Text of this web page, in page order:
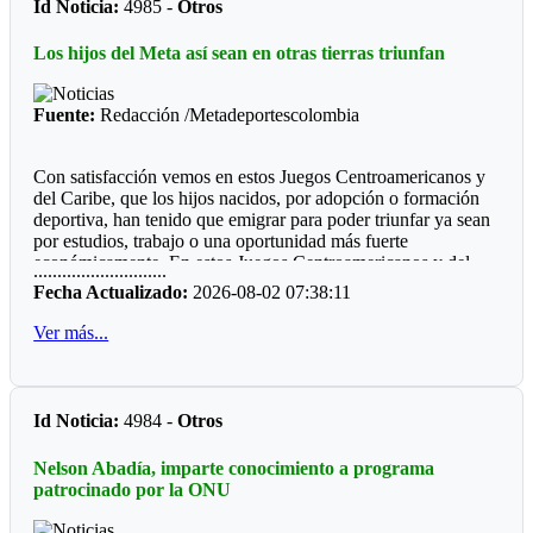
Juvenil femenino: Juan Rozo (Acacias)
Juvenil masculino: Pablo E. Riveros (Acacias)
Prejuvenil masculino: Colegio Cofrem (Acacias)
Juvenil masculino: Colegio Cofrem (Acacias)
Juvenil femenino: Manuela Beltrán (San Martín)
Prejuvenil femenino: José María Córdoba (Guamal)
Prejuvenil masculino: Sto Domingo Savio (Acacias)
Juvenil femenino: Campestre Domisiano (Guamal)
Juvenil masculino: Sto Domingo Savio (Acacias)
Id Noticia: 4985 -Otros
Los hijos del Meta así sean en otras tierras triunfan
Fuente: Redacción /Metadeportescolombia
Con satisfacción vemos en estos Juegos Centroamericanos y
del Caribe, que los hijos nacidos, por adopción o formación
deportiva, han tenido que emigrar para poder triunfar ya sean
por estudios, trabajo o una oportunidad más fuerte
económicamente. En estos Juegos Centroamericanos y del
Caribe de Santo Domingo, lo estamos viendo:
*Ajedrez*
defiendo los colores de la Liga de Ajedrez del Meta, fue
también recibió los consejos de Javier Marroquín ,hoy está en
del Valle del Cauca. Ganó oro y plata en la capital
dominicana.
............................
Fecha Actualizado: 2026-08-02 07:38:11
Ver más...
Id Noticia: 4984 -Otros
Nelson Abadía, imparte conocimiento a programa
patrocinado por la ONU